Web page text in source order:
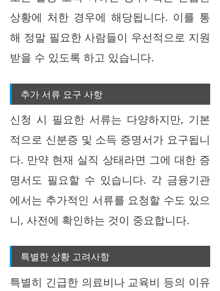
상황에 처한 경우에 해당됩니다. 이를 통
해 정말 필요한 사람들이 우선적으로 지원
받을 수 있도록 하고 있습니다.
추가 서류 요구 사항
신청 시 필요한 서류는 다양하지만, 기본
적으로 신분증 및 소득 증명서가 요구됩니
다. 만약 현재 실직 상태라면 그에 대한 증
명서도 필요할 수 있습니다. 각 금융기관
에서는 추가적인 서류를 요청할 수도 있으
니, 사전에 확인하는 것이 중요합니다.
특별한 상황 고려사항
특별히 긴급한 의료비나 교육비 등의 이유